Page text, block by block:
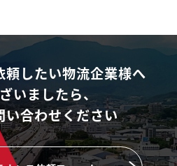
頼したい物流企業様へ
いましたら、
い合わせください